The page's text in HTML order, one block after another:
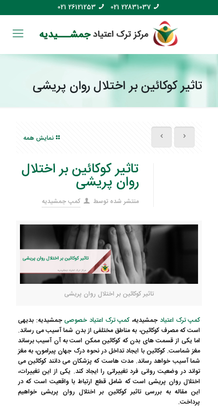
021 22831037
021 26121253
تاثیر کوکائین بر اختلال روان پریشی
نمایش همه
تاثیر کوکائین بر اختلال
روان پریشی
منتشر شده توسط کمپ جمشیدیه
تاثیر کوکائین بر اختلال روان پریشی
کمپ ترک اعتیاد جمشیدیه، کمپ ترک اعتیاد خصوصیجمشیدیه:بدیهی
است که مصرف کوکائین، به مناطق مختلفی از بدن شما آسیب می رساند.
اما یکی از قسمت های بدن که کوکائین ممکن است به آن آسیب برساند
مغز شماست. کوکائین با ایجاد تداخل در نحوه درک جهان پیرامون، به مغز
شما آسیب خواهد رساند. مدت هاست که پزشکان می دانند کوکائین می
تواند در وضعیت روانی فرد تغییراتی را ایجاد کند. یکی از این تغییرات،
اختلال روان پریشی است که شامل قطع ارتباط با واقعیت است که در
این مقاله به بررسی تاثیر کوکائین بر اختلال روان پریشی خواهیم
پرداخت.